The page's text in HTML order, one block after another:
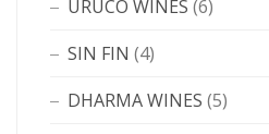
URUCO WINES (6)
SIN FIN (4)
DHARMA WINES (5)